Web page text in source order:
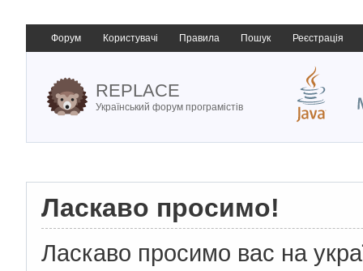
Форум Користувачі Правила Пошук Реєстрація
REPLACE
Український форум програмістів
Ласкаво просимо!
Ласкаво просимо вас на